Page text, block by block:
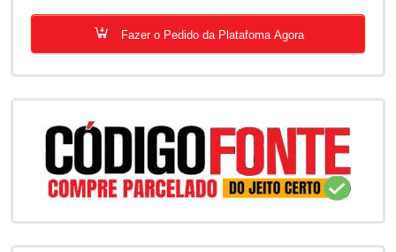
Fazer o Pedido da Platafoma Agora